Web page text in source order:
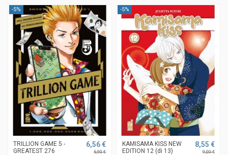
-5%
TRILLION GAME 5 -
GREATEST 276
6,56 €
6,90 €
-5%
KAMISAMA KISS NEW
EDITION 12 (di 13)
8,55 €
9,00 €